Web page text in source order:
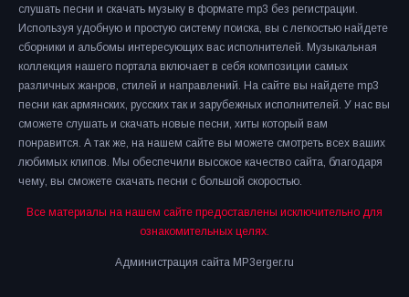
слушать песни и скачать музыку в формате mp3 без регистрации.
Используя удобную и простую систему поиска, вы с легкостью найдете
сборники и альбомы интересующих вас исполнителей. Музыкальная
коллекция нашего портала включает в себя композиции самых
различных жанров, стилей и направлений. На сайте вы найдете mp3
песни как армянских, русских так и зарубежных исполнителей. У нас вы
сможете слушать и скачать новые песни, хиты который вам
понравится. А так же, на нашем сайте вы можете смотреть всех ваших
любимых клипов. Мы обеспечили высокое качество сайта, благодаря
чему, вы сможете скачать песни с большой скоростью.
Все материалы на нашем сайте предоставлены исключительно для
ознакомительных целях.
Администрация сайта MP3erger.ru